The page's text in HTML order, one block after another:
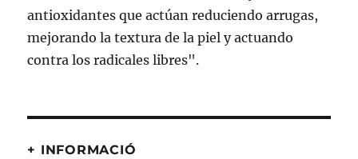
+ INFORMACIÓ